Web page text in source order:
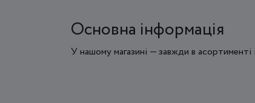
Основна інформація
У нашому магазині — завжди в асортименті